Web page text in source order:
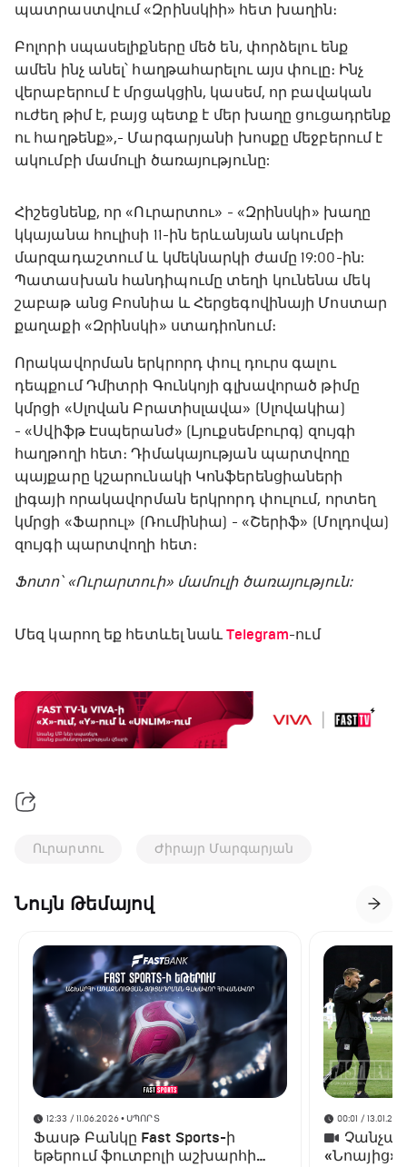
պատրաստվում «Զրինսկիի» հետ խաղին։
Բոլորի սպասելիքները մեծ են, փորձելու ենք
ամեն ինչ անել՝ հաղթահարելու այս փուլը։ Ինչ
վերաբերում է մրցակցին, կասեմ, որ բավական
ուժեղ թիմ է, բայց պետք է մեր խաղը ցուցադրենք
ու հաղթենք»,- Մարգարյանի խոսքը մեջբերում է
ակումբի մամուլի ծառայությունը:
Հիշեցնենք, որ «Ուրարտու» - «Զրինսկի» խաղը
կկայանա հուլիսի 11-ին երևանյան ակումբի
մարզադաշտում և կմեկնարկի ժամը 19:00-ին:
Պատասխան հանդիպումը տեղի կունենա մեկ
շաբաթ անց Բոսնիա և Հերցեգովինայի Մոստար
քաղաքի «Զրինսկի» ստադիոնում։
Որակավորման երկրորդ փուլ դուրս գալու
դեպքում Դմիտրի Գունկոյի գլխավորած թիմը
կմրցի «Սլովան Բրատիսլավա» (Սլովակիա)
- «Սվիֆթ Էսպերանժ» (Լյուքսեմբուրգ) զույգի
հաղթողի հետ։ Դիմակայության պարտվողը
պայքարը կշարունակի Կոնֆերենցիաների
լիգայի որակավորման երկրորդ փուլում, որտեղ
կմրցի «Ֆարուլ» (Ռումինիա) - «Շերիֆ» (Մոլդովա)
զույգի պարտվողի հետ։
Ֆոտո՝ «Ուրարտուի» մամուլի ծառայություն:
Մեզ կարող եք հետևել նաև Telegram-ում
Ուրարտու Ժիրայր Մարգարյան
Նույն Թեմայով
12:33 / 11.06.2026• ՍՊՈՐՏ
Ֆասթ Բանկը Fast Sports-ի
եթերում ֆուտբոլի աշխարհի
00:01 /
«Նոայից»